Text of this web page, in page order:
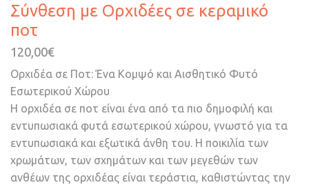
Σύνθεση με Ορχιδέες σε κεραμικό
ποτ
120,00€
Ορχιδέα σε Ποτ: Ένα Κομψό και Αισθητικό Φυτό
Εσωτερικού Χώρου
Η ορχιδέα σε ποτ είναι ένα από τα πιο δημοφιλή και
εντυπωσιακά φυτά εσωτερικού χώρου, γνωστό για τα
εντυπωσιακά και εξωτικά άνθη του. Η ποικιλία των
χρωμάτων, των σχημάτων και των μεγεθών των
ανθέων της ορχιδέας είναι τεράστια, καθιστώντας την